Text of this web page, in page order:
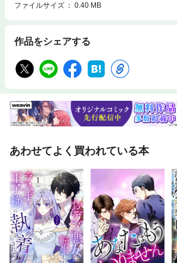
ファイルサイズ
0.40 MB
作品をシェアする
あわせてよく買われている本